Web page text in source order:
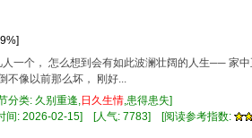
人一个， 怎么想到会有如此波澜壮阔的人生── 家
像以前那么坏， 刚好...
类: 久别重逢, 日久 生情 ,患得患失]
间: 2026-02-15] [人气: 7783] [阅读参考指数: